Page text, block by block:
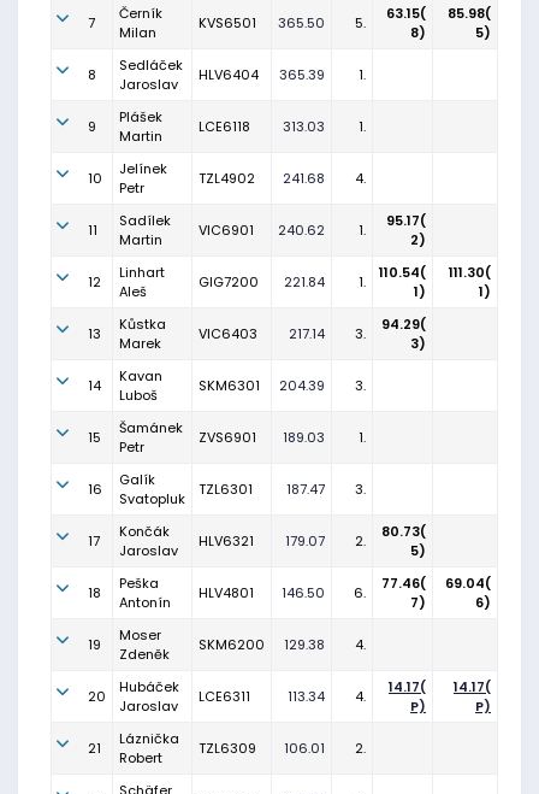
7
Černík
Milan
KVS6501 365.50 5.
63.15(
8)
85.98(
5)
8
Sedláček
Jaroslav
HLV6404 365.39 1.
9
Plášek
Martin
LCE6118 313.03 1.
10
Jelínek
Petr
TZL4902 241.68 4.
11
Sadílek
Martin
VIC6901 240.62 1.
95.17(
2)
12
Linhart
Aleš
GIG7200 221.84 1.
110.54(
1)
111.30(
1)
13
Kůstka
Marek
VIC6403 217.14 3.
94.29(
3)
14
Kavan
Luboš
SKM6301 204.39 3.
15
Šamánek
Petr
ZVS6901 189.03 1.
16
Galík
Svatopluk
TZL6301 187.47 3.
17
Končák
Jaroslav
HLV6321 179.07 2.
80.73(
5)
18
Peška
Antonín
HLV4801 146.50 6.
77.46(
7)
69.04(
6)
19
Moser
Zdeněk
SKM6200 129.38 4.
20
Hubáček
Jaroslav
LCE6311 113.34 4.
14.17(
P)
14.17(
P)
21
Láznička
Robert
TZL6309 106.01 2.